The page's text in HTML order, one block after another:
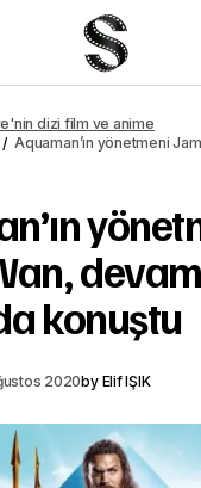
dizi film ve anime
Aquaman’ın yönetmeni
konuştu
2020by Elif IŞIK